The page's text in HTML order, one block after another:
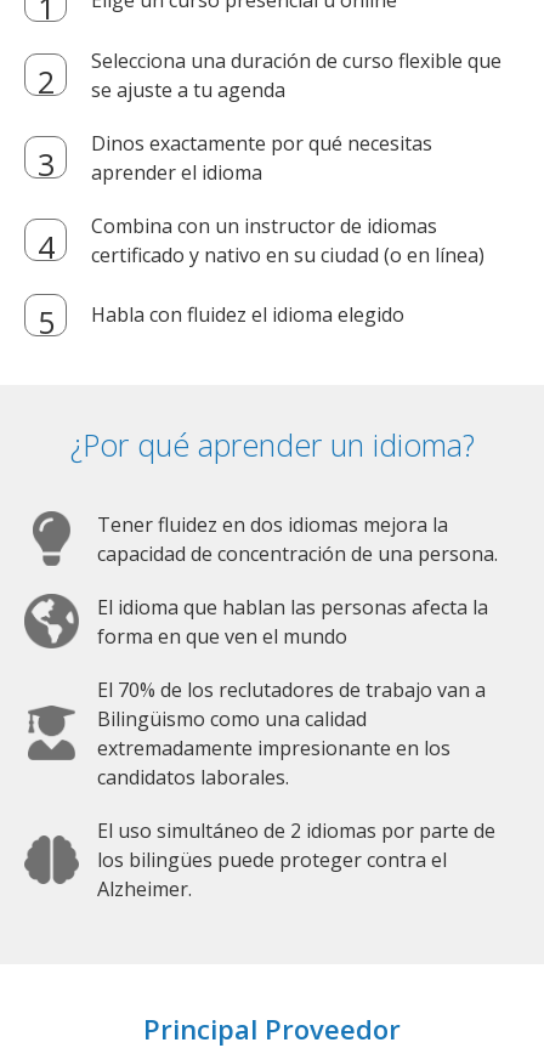
Selecciona una duración de curso flexible que
se ajuste a tu agenda
Dinos exactamente por qué necesitas
aprender el idioma
Combina con un instructor de idiomas
certificado y nativo en su ciudad (o en línea)
Habla con fluidez el idioma elegido
¿Por qué aprender un idioma?
Tener fluidez en dos idiomas mejora la
capacidad de concentración de una persona.
El idioma que hablan las personas afecta la
forma en que ven el mundo
El 70% de los reclutadores de trabajo van a
Bilingüismo como una calidad
extremadamente impresionante en los
candidatos laborales.
El uso simultáneo de 2 idiomas por parte de
los bilingües puede proteger contra el
Alzheimer.
Principal Proveedor